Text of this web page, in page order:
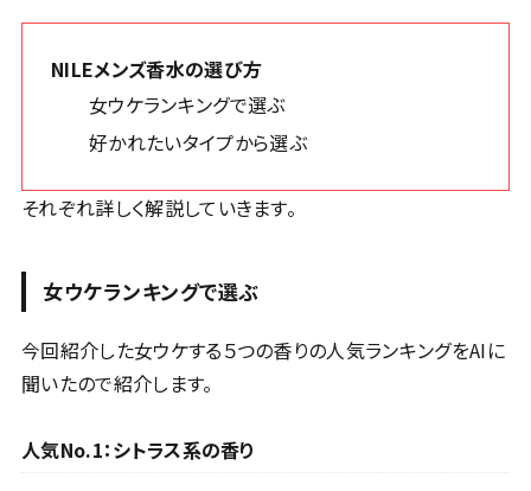
NILEメンズ香水の選び方
女ウケランキングで選ぶ
好かれたいタイプから選ぶ
それぞれ詳しく解説していきます。
女ウケランキングで選ぶ
今回紹介した女ウケする５つの香りの人気ランキングをAIに
聞いたので紹介します。
人気No.1：シトラス系の香り